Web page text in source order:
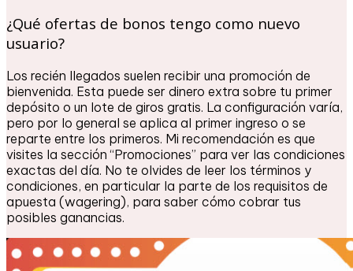
¿Qué ofertas de bonos tengo como nuevo
usuario?
Los recién llegados suelen recibir una promoción de
bienvenida. Esta puede ser dinero extra sobre tu primer
depósito o un lote de giros gratis. La configuración varía,
pero por lo general se aplica al primer ingreso o se
reparte entre los primeros. Mi recomendación es que
visites la sección “Promociones” para ver las condiciones
exactas del día. No te olvides de leer los términos y
condiciones, en particular la parte de los requisitos de
apuesta (wagering), para saber cómo cobrar tus
posibles ganancias.